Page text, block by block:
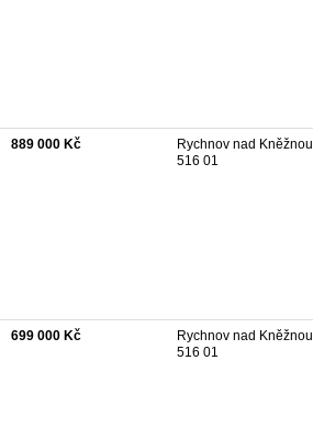
889 000 Kč
Rychnov nad Kněžnou
516 01
699 000 Kč
Rychnov nad Kněžnou
516 01